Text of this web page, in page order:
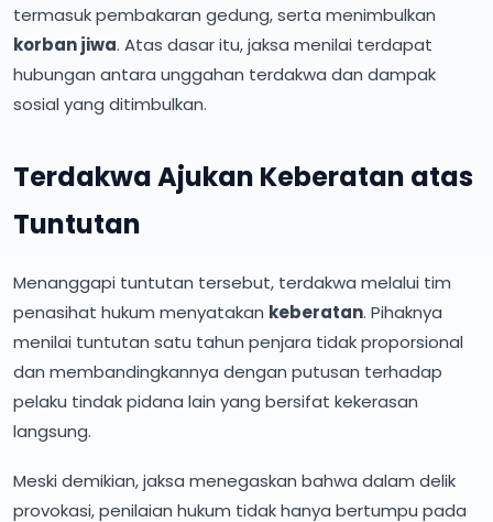
termasuk pembakaran gedung, serta menimbulkan
korban jiwa. Atas dasar itu, jaksa menilai terdapat
hubungan antara unggahan terdakwa dan dampak
sosial yang ditimbulkan.
Terdakwa Ajukan Keberatan atas
Tuntutan
Menanggapi tuntutan tersebut, terdakwa melalui tim
penasihat hukum menyatakan keberatan. Pihaknya
menilai tuntutan satu tahun penjara tidak proporsional
dan membandingkannya dengan putusan terhadap
pelaku tindak pidana lain yang bersifat kekerasan
langsung.
Meski demikian, jaksa menegaskan bahwa dalam delik
provokasi, penilaian hukum tidak hanya bertumpu pada